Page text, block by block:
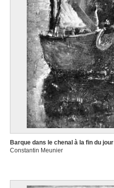
Barque dans le chenal à la fin du jour
Constantin Meunier